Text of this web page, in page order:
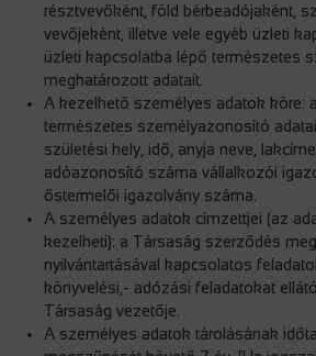
résztvevőként, föld bérbeadójaként,
vevőjeként, illetve vele egyéb üzleti
üzleti kapcsolatba lépő természetes
meghatározott adatait.
A kezelhető személyes adatok köre:
természetes személyazonosító
születési hely, idő, anyja neve,
adóazonosító száma vállalkozói
őstermelői igazolvány száma.
A személyes adatok címzettjei (az
kezelheti): a Társaság szerződés
nyilvántartásával kapcsolatos
könyvelési,- adózási feladatokat
Társaság vezetője.
A személyes adatok tárolásának